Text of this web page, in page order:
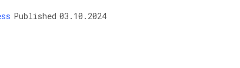
Published 03.10.2024